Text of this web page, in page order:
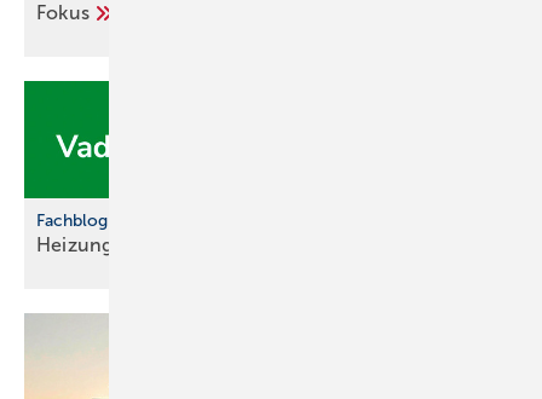
Fokus
Fachblog informiert
Heizungs- und